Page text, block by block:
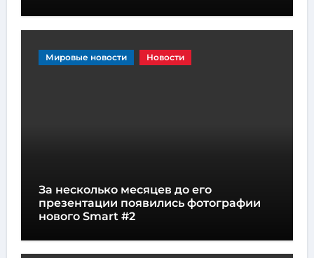
Мировые новости Новости
За несколько месяцев до его
презентации появились фотографии
нового Smart #2